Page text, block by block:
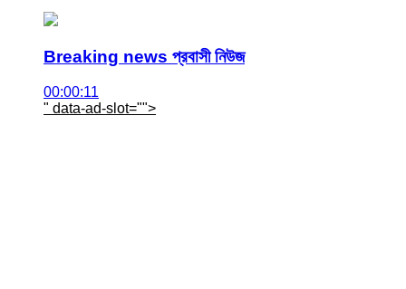
Breaking news প্রবাসী নিউজ
00:00:11
" data-ad-slot="">